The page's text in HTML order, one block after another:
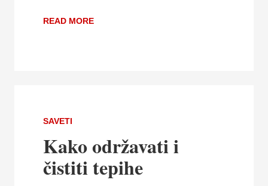
READ MORE
SAVETI
Kako održavati i
čistiti tepihe